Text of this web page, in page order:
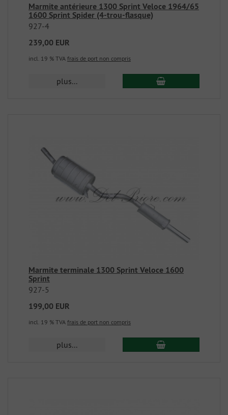
Marmite antérieure 1300 Sprint Veloce 1964/65
1600 Sprint Spider (4-trou-flasque)
927-4
239,00 EUR
incl. 19 % TVA frais de port non compris
plus...
Marmite terminale 1300 Sprint Veloce 1600
Sprint
927-5
199,00 EUR
incl. 19 % TVA frais de port non compris
plus...